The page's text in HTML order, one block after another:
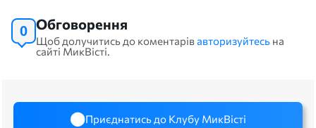
0 Обговорення
Щоб долучитись до коментарівавторизуйтесь на
сайті МикВісті.
Приєднатись до Клубу МикВісті